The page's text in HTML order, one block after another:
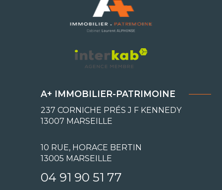
A+ IMMOBILIER-PATRIMOINE
237 CORNICHE PRÉS J F KENNEDY
13007 MARSEILLE
10 RUE, HORACE BERTIN
13005 MARSEILLE
04 91 90 51 77